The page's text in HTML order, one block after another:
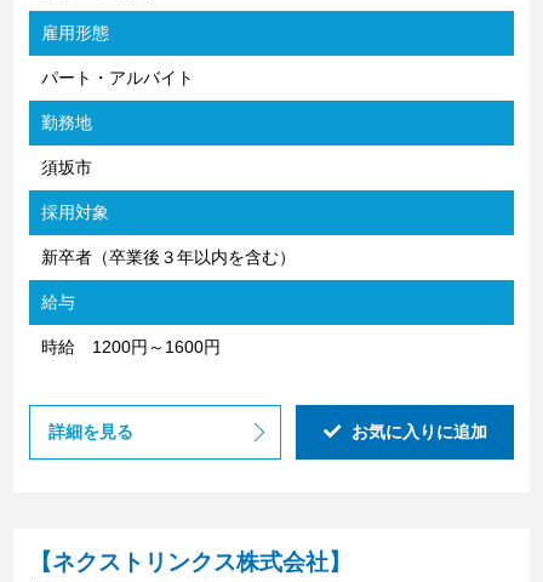
雇用形態
パート・アルバイト
勤務地
須坂市
採用対象
新卒者（卒業後３年以内を含む）
給与
時給 1200円～1600円
詳細を見る お気に入りに追加
【ネクストリンクス株式会社】